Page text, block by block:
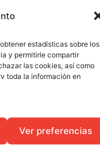
estadísticas sobre los
y permitirle compartir
las cookies, así como
toda la información en
Ver preferencias